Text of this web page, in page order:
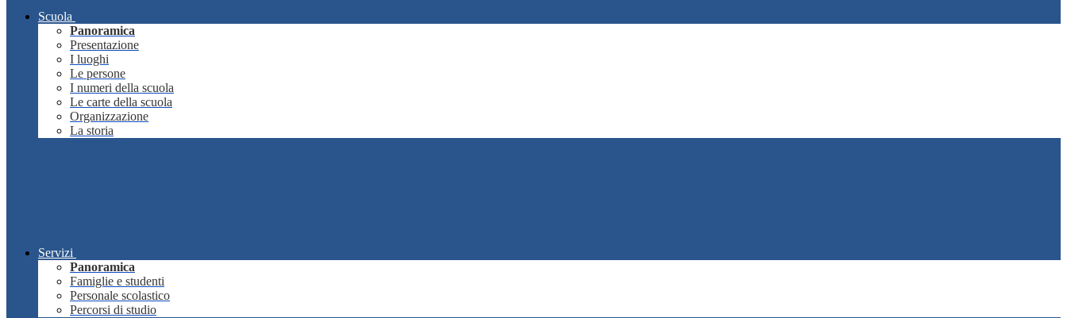
Scuola
Panoramica
Presentazione
I luoghi
Le persone
I numeri della scuola
Le carte della scuola
Organizzazione
La storia
Servizi
Panoramica
Famiglie e studenti
Personale scolastico
Percorsi di studio